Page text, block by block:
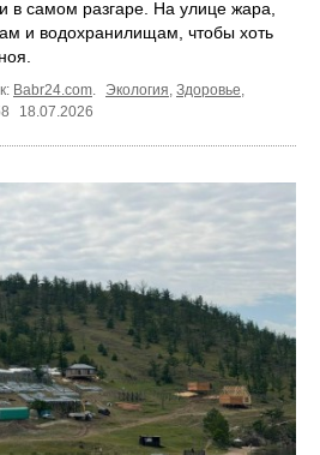
в самом разгаре. На улице жара,
и водохранилищам, чтобы хоть
Babr24.com. Экология, Здоровье,
18.07.2026